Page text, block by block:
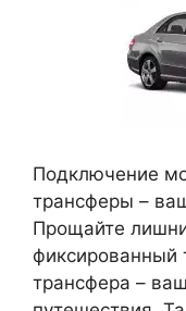
Подключение
трансферы –
Прощайте
фиксированный
трансфера –